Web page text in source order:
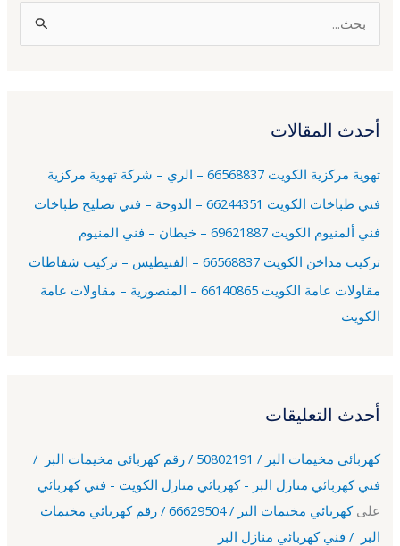
ل
ث
ن
:
أحدث المقالات
تهوية مركزية الكويت 66568837 – الري – شركة تهوية مركزية
فني طباخات الكويت 66244351 – الدوحة – فني تصليح طباخات
فني ألمنيوم الكويت 69621887 – خيطان – فني المنيوم
تركيب مداخن الكويت 66568837 – الفنيطيس – تركيب شفاطات
مقاولات عامة الكويت 66140865 – المنصورية – مقاولات عامة
الكويت
أحدث التعليقات
كهربائي مخيمات البر / 50802191 / رقم كهربائي مخيمات البر /
فني كهربائي منازل البر - كهربائي منازل الكويت - فني كهربائي
على
كهربائي مخيمات البر / 66629504 / رقم كهربائي مخيمات
البر / فني كهربائي منازل البر